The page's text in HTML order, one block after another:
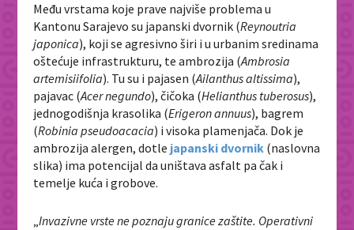
Među vrstama koje prave najviše problema u
Kantonu Sarajevo su japanski dvornik (Reynoutria
japonica), koji se agresivno širi i u urbanim sredinama
oštećuje infrastrukturu, te ambrozija (Ambrosia
artemisiifolia). Tu su i pajasen (Ailanthus altissima),
pajavac (Acer negundo), čičoka (Helianthus tuberosus),
jednogodišnja krasolika (Erigeron annuus), bagrem
(Robinia pseudoacacia) i visoka plamenjača. Dok je
ambrozija alergen, dotle japanski dvornik (naslovna
slika) ima potencijal da uništava asfalt pa čak i
temelje kuća i grobove.
„Invazivne vrste ne poznaju granice zaštite. Operativni